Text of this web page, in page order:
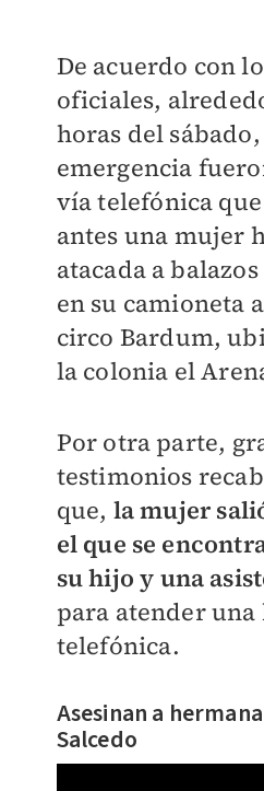
De acuerdo con
oficiales,
horas del
emergencia
vía telefónica
antes una mujer
atacada a
en su camioneta
circo Bardum,
la colonia el
Por otra parte,
testimonios
que, la mujer
el que se
su hijo y una
para atender
telefónica.
Asesinan a
Salcedo